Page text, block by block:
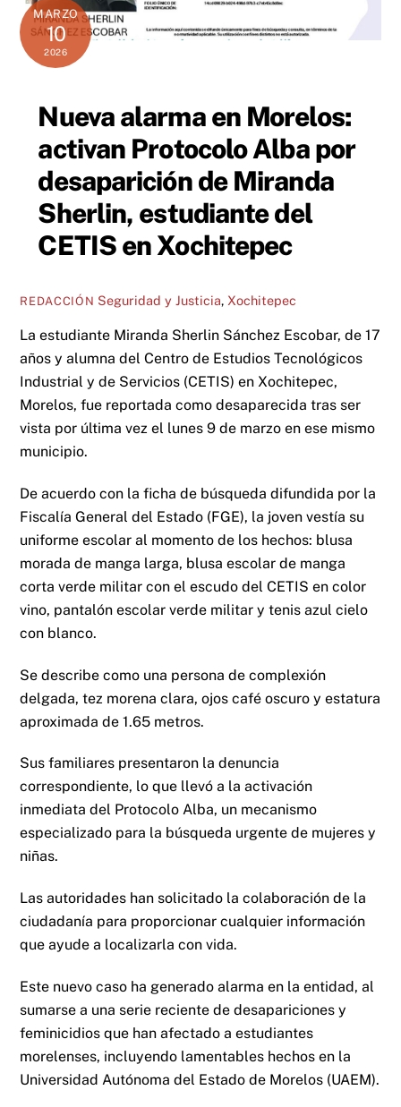
MARZO
10
2026
Nueva alarma en Morelos:
activan Protocolo Alba por
desaparición de Miranda
Sherlin, estudiante del
CETIS en Xochitepec
REDACCIÓN Seguridad y Justicia, Xochitepec
La estudiante Miranda Sherlin Sánchez Escobar, de 17
años y alumna del Centro de Estudios Tecnológicos
Industrial y de Servicios (CETIS) en Xochitepec,
Morelos, fue reportada como desaparecida tras ser
vista por última vez el lunes 9 de marzo en ese mismo
municipio.
De acuerdo con la ficha de búsqueda difundida por la
Fiscalía General del Estado (FGE), la joven vestía su
uniforme escolar al momento de los hechos: blusa
morada de manga larga, blusa escolar de manga
corta verde militar con el escudo del CETIS en color
vino, pantalón escolar verde militar y tenis azul cielo
con blanco.
Se describe como una persona de complexión
delgada, tez morena clara, ojos café oscuro y estatura
aproximada de 1.65 metros.
Sus familiares presentaron la denuncia
correspondiente, lo que llevó a la activación
inmediata del Protocolo Alba, un mecanismo
especializado para la búsqueda urgente de mujeres y
niñas.
Las autoridades han solicitado la colaboración de la
ciudadanía para proporcionar cualquier información
que ayude a localizarla con vida.
Este nuevo caso ha generado alarma en la entidad, al
sumarse a una serie reciente de desapariciones y
feminicidios que han afectado a estudiantes
morelenses, incluyendo lamentables hechos en la
Universidad Autónoma del Estado de Morelos (UAEM).